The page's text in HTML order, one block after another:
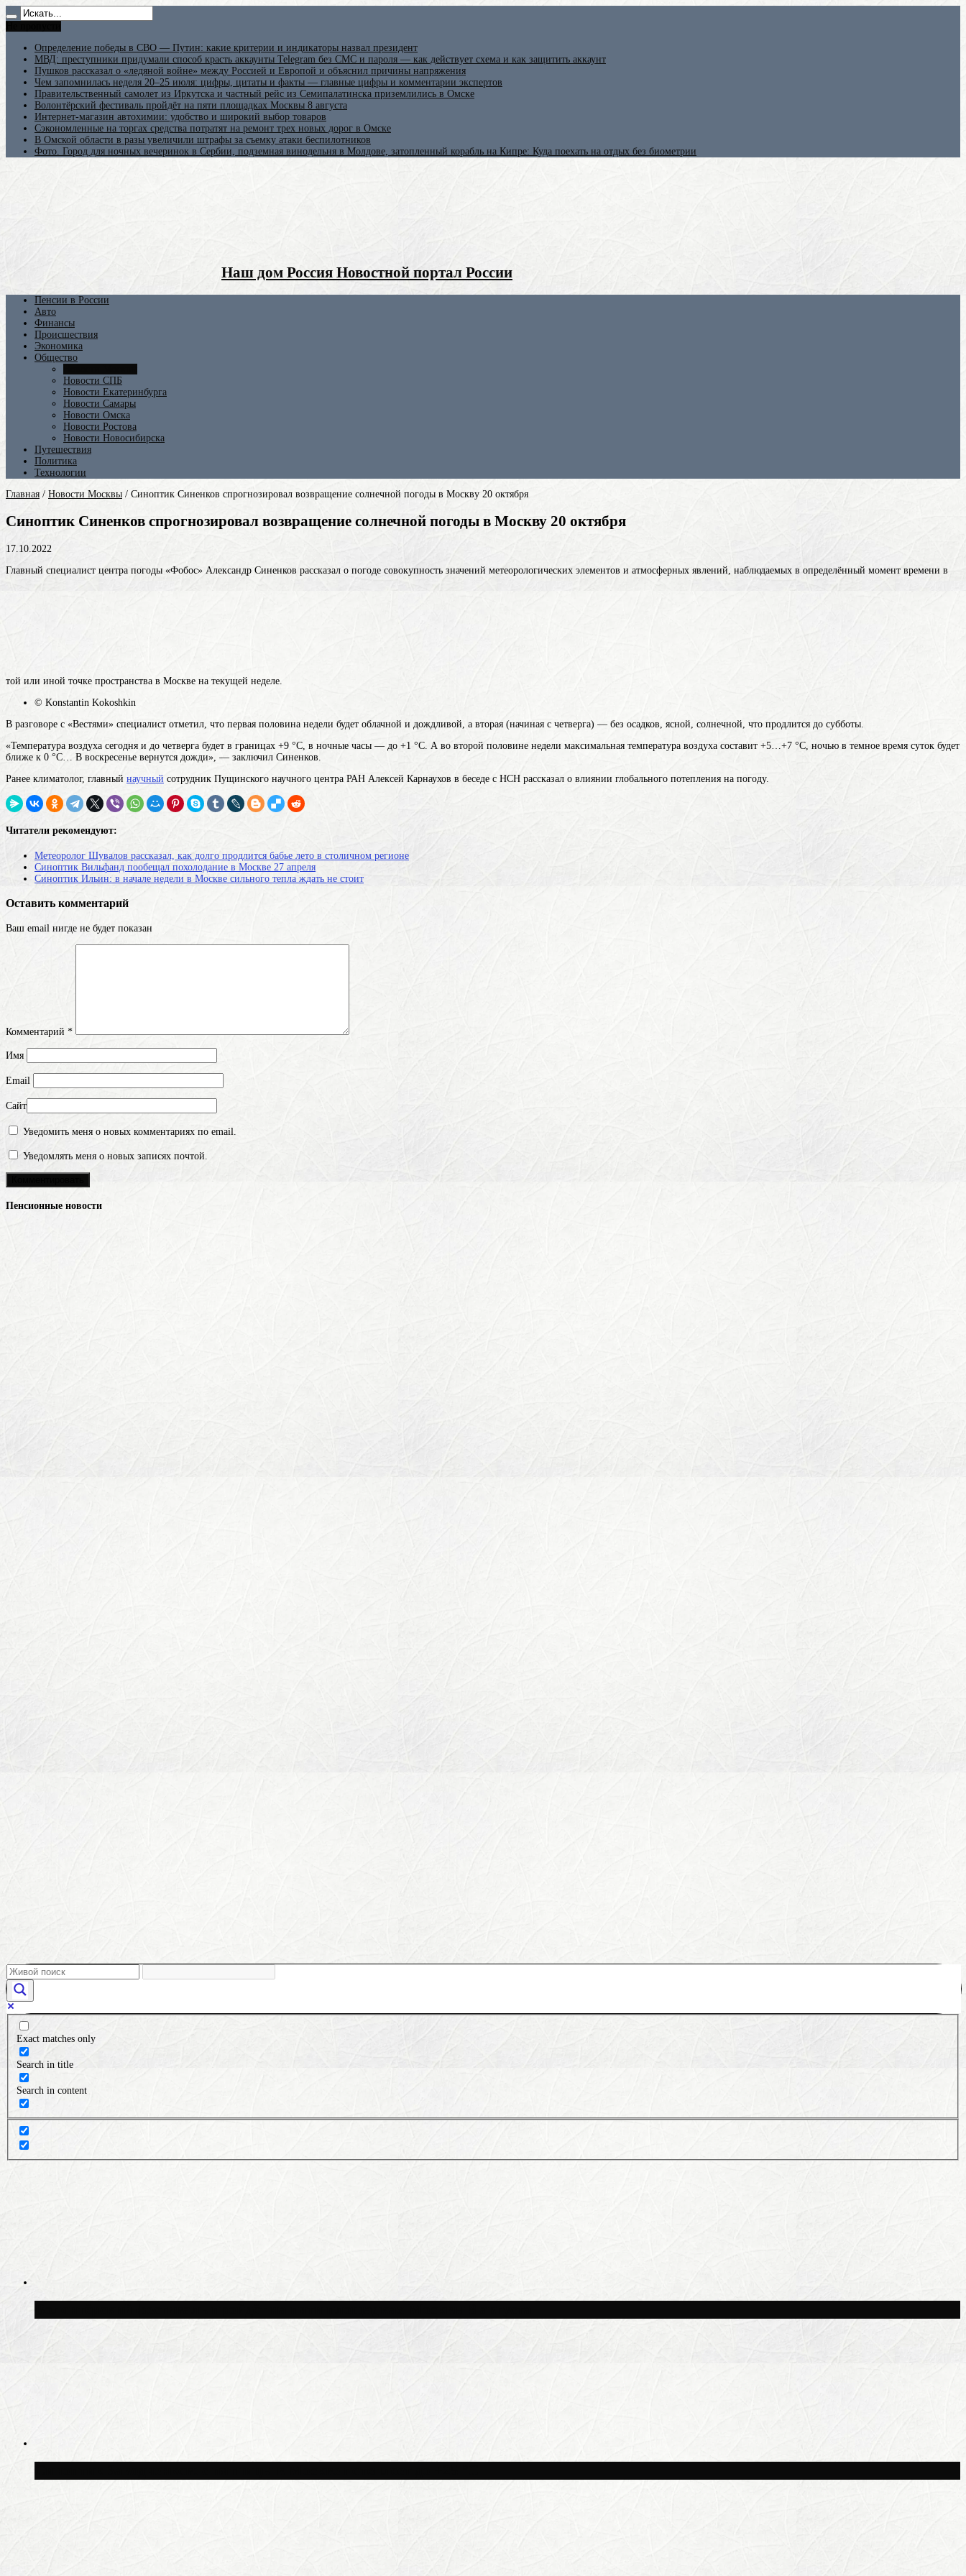
Определение победы в СВО — Путин: какие критерии и индикаторы назвал президент
МВД: преступники придумали способ красть аккаунты Telegram без СМС и пароля — как действует схема и как защитить аккаунт
Пушков рассказал о «ледяной войне» между Россией и Европой и объяснил причины напряжения
Чем запомнилась неделя 20–25 июля: цифры, цитаты и факты — главные цифры и комментарии экспертов
Правительственный самолет из Иркутска и частный рейс из Семипалатинска приземлились в Омске
Волонтёрский фестиваль пройдёт на пяти площадках Москвы 8 августа
Интернет-магазин автохимии: удобство и широкий выбор товаров
Сэкономленные на торгах средства потратят на ремонт трех новых дорог в Омске
В Омской области в разы увеличили штрафы за съемку атаки беспилотников
Фото. Город для ночных вечеринок в Сербии, подземная винодельня в Молдове, затопленный корабль на Кипре: Куда поехать на отдых без биометрии
Наш дом Россия Новостной портал России
Пенсии в России
Авто
Финансы
Происшествия
Экономика
Общество
Новости СПБ
Новости Екатеринбурга
Новости Самары
Новости Омска
Новости Ростова
Новости Новосибирска
Путешествия
Политика
Технологии
Главная / Новости Москвы / Синоптик Синенков спрогнозировал возвращение солнечной погоды в Москву 20 октября
Синоптик Синенков спрогнозировал возвращение солнечной погоды в Москву 20 октября
17.10.2022
Главный специалист центра погоды «Фобос» Александр Синенков рассказал о погоде совокупность значений метеорологических элементов и атмосферных явлений, наблюдаемых в определённый момент времени в
той или иной точке пространства в Москве на текущей неделе.
© Konstantin Kokoshkin
В разговоре с «Вестями» специалист отметил, что первая половина недели будет облачной и дождливой, а вторая (начиная с четверга) — без осадков, ясной, солнечной, что продлится до субботы.
«Температура воздуха сегодня и до четверга будет в границах +9 °С, в ночные часы — до +1 °С. А во второй половине недели максимальная температура воздуха составит +5…+7 °С, ночью в темное время суток будет
ближе к 0 °С… В воскресенье вернутся дожди», — заключил Синенков.
Ранее климатолог, главный научный сотрудник Пущинского научного центра РАН Алексей Карнаухов в беседе с НСН рассказал о влиянии глобального потепления на погоду.
Читатели рекомендуют:
Метеоролог Шувалов рассказал, как долго продлится бабье лето в столичном регионе
Синоптик Вильфанд пообещал похолодание в Москве 27 апреля
Синоптик Ильин: в начале недели в Москве сильного тепла ждать не стоит
Оставить комментарий
Ваш email нигде не будет показан
Комментарий *
Имя
Email
Сайт
Уведомить меня о новых комментариях по email.
Уведомлять меня о новых записях почтой.
Пенсионные новости
Exact matches only
Search in title
Search in content